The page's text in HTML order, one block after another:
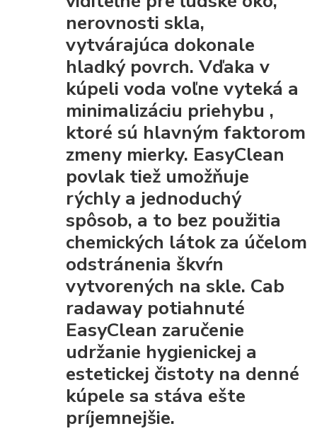
nerovnosti skla,
vytvárajúca dokonale
hladký povrch. Vďakav
kúpeli voda voľne vyteká a
minimalizáciu priehybu ,
ktoré sú hlavným faktorom
zmeny mierky. EasyClean
povlak tiež umožňuje
rýchly a jednoduchý
spôsob, a to bez použitia
chemických látok za účelom
odstránenia škvŕn
vytvorených na skle. Cab
radaway potiahnuté
EasyClean zaručenie
udržanie hygienickej a
estetickej čistoty na denné
kúpele sa stáva ešte
príjemnejšie.